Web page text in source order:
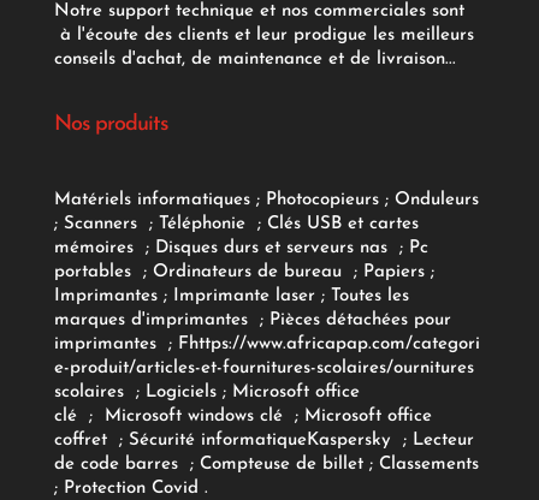
Notre support technique et nos commerciales sont
à l'écoute des clients et leur prodigue les meilleurs
conseils d'achat, de maintenance et de livraison...
Nos produits
Matériels informatiques; Photocopieurs; Onduleurs
; Scanners ; Téléphonie ; Clés USB et cartes
mémoires
; Disques durs et serveurs nas ; Pc
portables
; Ordinateurs de bureau ; Papiers;
Imprimantes;Imprimante laser; Toutes les
marques d'imprimantes
; Pièces détachées pour
imprimantes
; Fhttps://www.africapap.com/categori
e-produit/articles-et-fournitures-scolaires/ournitures
scolaires; Logiciels ; Microsoft office
clé
; Microsoft windows clé; Microsoft office
coffret ; Sécurité informatiqueKaspersky ; Lecteur
de code barres
; Compteuse de billet; Classements
; Protection Covid .